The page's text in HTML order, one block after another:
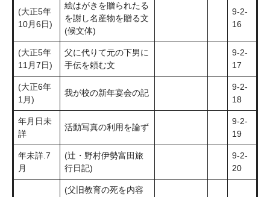
(大正5年
10月6日)
絵はがきを贈られたる
を謝し名産物を贈る文
(候文体)
9-2-
16
(大正5年
11月7日)
父に代りて元の下男に
手伝を頼む文
9-2-
17
(大正6年
1月)
我が校の新年宴会の記
9-2-
18
年月日未
詳
活動写真の利用を論ず
9-2-
19
年未詳.7
月
(辻・野村伊勢富田旅
行日記)
9-2-
20
(父旧教育の死を内容